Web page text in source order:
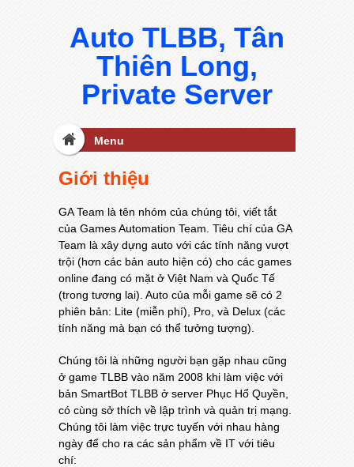
Auto TLBB, Tân
Thiên Long,
Private Server
Menu
Giới thiệu
GA Team là tên nhóm của chúng tôi, viết tắt
của Games Automation Team. Tiêu chí của GA
Team là xây dựng auto với các tính năng vượt
trội (hơn các bản auto hiện có) cho các games
online đang có mặt ở Việt Nam và Quốc Tế
(trong tương lai). Auto của mỗi game sẽ có 2
phiên bản: Lite (miễn phí), Pro, và Delux (các
tính năng mà bạn có thể tưởng tượng).
Chúng tôi là những người bạn gặp nhau cũng
ở game TLBB vào năm 2008 khi làm việc với
bản SmartBot TLBB ở server Phục Hổ Quyền,
có cùng sở thích về lập trình và quản trị mạng.
Chúng tôi làm việc trực tuyến với nhau hàng
ngày để cho ra các sản phẩm về IT với tiêu
chí: